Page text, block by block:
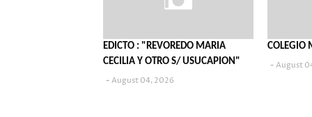
EDICTO : "REVOREDO MARIA
CECILIA Y OTRO S/ USUCAPION"
August 04, 2026
COLEGIO
August